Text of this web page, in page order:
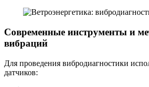
Современные инструменты и
вибраций
Для проведения вибродиагностики
датчиков: